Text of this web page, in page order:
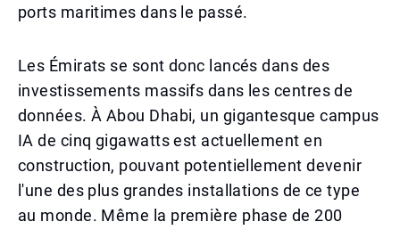
ports maritimes dans le passé.
Les Émirats se sont donc lancés dans des
investissements massifs dans les centres de
données. À Abou Dhabi, un gigantesque campus
IA de cinq gigawatts est actuellement en
construction, pouvant potentiellement devenir
l'une des plus grandes installations de ce type
au monde. Même la première phase de 200